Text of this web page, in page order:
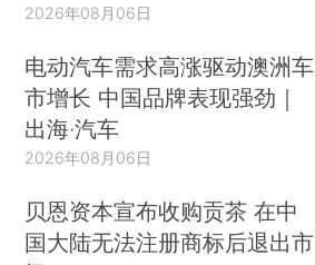
2026年08月06日
电动汽车需求高涨驱动澳洲车
市增长 中国品牌表现强劲｜
出海·汽车
2026年08月06日
贝恩资本宣布收购贡茶 在中
国大陆无法注册商标后退出市